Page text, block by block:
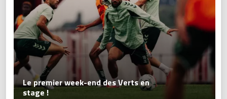
Le premier week-end des Verts en
stage !